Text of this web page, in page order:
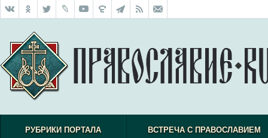
РУБРИКИ ПОРТАЛА ВСТРЕЧА С ПРАВОСЛАВИЕМ